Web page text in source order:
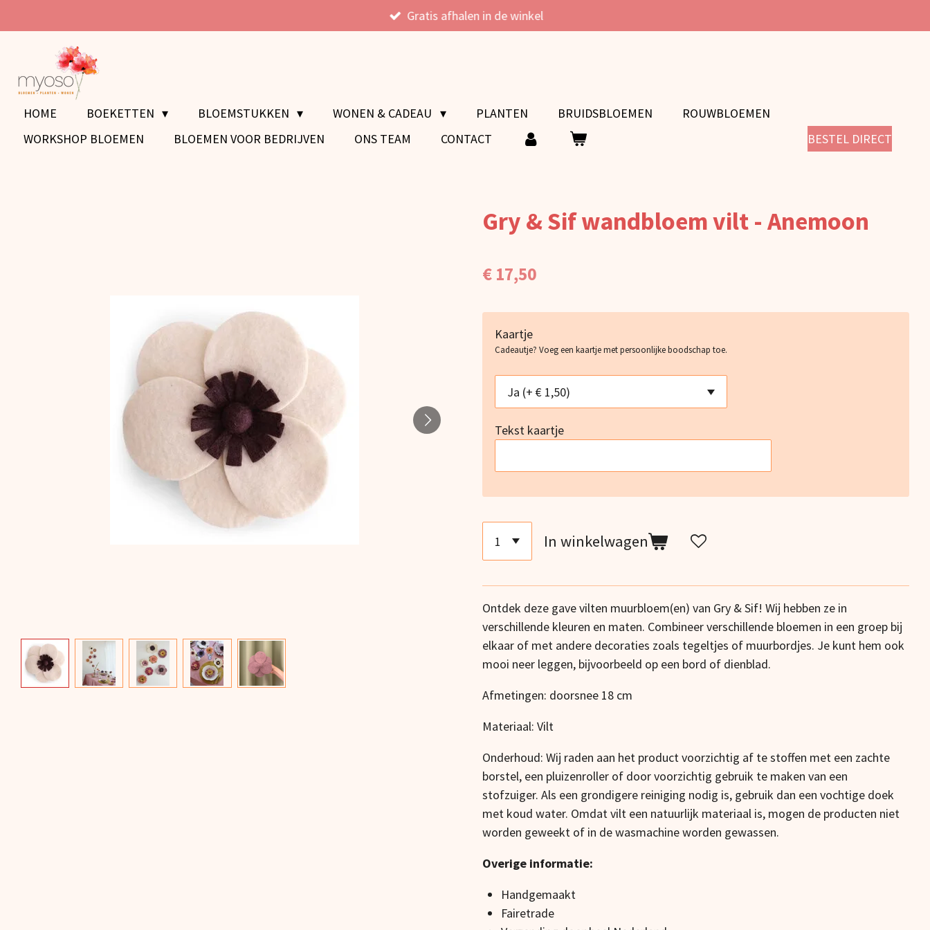
direct
hoofdinhoud
Gratis afhalen in de winkel
HOME BOEKETTEN BLOEMSTUKKEN WONEN & CADEAU PLANTEN BRUIDSBLOEMEN
ROUWBLOEMEN
WORKSHOP BLOEMEN
BLOEMEN VOOR BEDRIJVEN ONS TEAM CONTACT BESTEL DIRECT
Gry & Sif wandbloem vilt - Anemoon
€ 17,50
Kaartje
Cadeautje? Voeg een kaartje met persoonlijke boodschap toe.
Tekst kaartje
In winkelwagen
Ontdek deze gave vilten muurbloem(en) van Gry & Sif! Wij hebben ze in
verschillende kleuren en maten. Combineer verschillende bloemen in een groep bij
elkaar of met andere decoraties zoals tegeltjes of muurbordjes. Je kunt hem ook
mooi neer leggen, bijvoorbeeld op een bord of dienblad.
Afmetingen: doorsnee 18 cm
Materiaal: Vilt
Onderhoud: Wij raden aan het product voorzichtig af te stoffen met een zachte
borstel, een pluizenroller of door voorzichtig gebruik te maken van een
stofzuiger. Als een grondigere reiniging nodig is, gebruik dan een vochtige doek
met koud water. Omdat vilt een natuurlijk materiaal is, mogen de producten niet
worden geweekt of in de wasmachine worden gewassen.
Overige informatie:
Handgemaakt
Fairetrade